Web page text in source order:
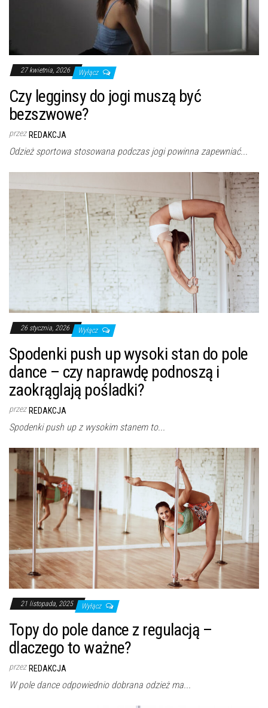
27 kwietnia, 2026 Wyłącz
Czy legginsy do jogi muszą być
bezszwowe?
przez REDAKCJA
Odzież sportowa stosowana podczas jogi powinna zapewniać...
26 stycznia, 2026 Wyłącz
Spodenki push up wysoki stan do pole
dance – czy naprawdę podnoszą i
zaokrąglają pośladki?
przez REDAKCJA
Spodenki push up z wysokim stanem to...
21 listopada, 2025 Wyłącz
Topy do pole dance z regulacją –
dlaczego to ważne?
przez REDAKCJA
W pole dance odpowiednio dobrana odzież ma...